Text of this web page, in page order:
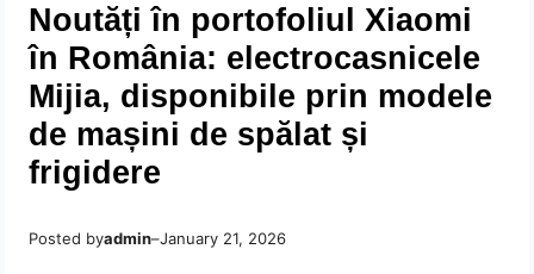
Noutăți în portofoliul Xiaomi
în România: electrocasnicele
Mijia, disponibile prin modele
de mașini de spălat și
frigidere
Posted byadmin–January 21, 2026